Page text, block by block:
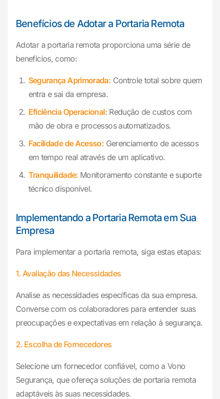
Benefícios de Adotar a Portaria Remota
Adotar a portaria remota proporciona uma série de
benefícios, como:
Segurança Aprimorada: Controle total sobre quem
entra e sai da empresa.
Eficiência Operacional:Redução de custos com
mão de obra e processos automatizados.
Facilidade de Acesso: Gerenciamento de acessos
em tempo real através de um aplicativo.
Tranquilidade: Monitoramento constante e suporte
técnico disponível.
Implementando a Portaria Remota em Sua
Empresa
Para implementar a portaria remota, siga estas etapas:
1. Avaliação das Necessidades
Analise as necessidades específicas da sua empresa.
Converse com os colaboradores para entender suas
preocupações e expectativas em relação à segurança.
2. Escolha de Fornecedores
Selecione um fornecedor confiável, como a Vono
Segurança, que ofereça soluções de portaria remota
adaptáveis às suas necessidades.